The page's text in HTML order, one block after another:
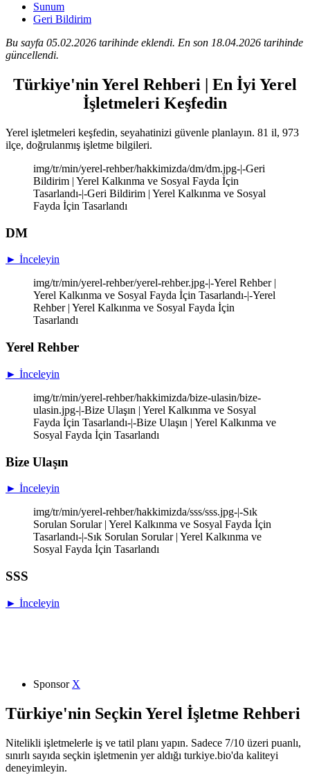
Sunum
Geri Bildirim
Bu sayfa 05.02.2026 tarihinde eklendi. En son 18.04.2026 tarihinde
güncellendi.
Türkiye'nin Yerel Rehberi | En İyi Yerel
İşletmeleri Keşfedin
Yerel işletmeleri keşfedin, seyahatinizi güvenle planlayın. 81 il, 973
ilçe, doğrulanmış işletme bilgileri.
img/tr/min/yerel-rehber/hakkimizda/dm/dm.jpg-|-Geri
Bildirim | Yerel Kalkınma ve Sosyal Fayda İçin
Tasarlandı-|-Geri Bildirim | Yerel Kalkınma ve Sosyal
Fayda İçin Tasarlandı
DM
► İnceleyin
img/tr/min/yerel-rehber/yerel-rehber.jpg-|-Yerel Rehber |
Yerel Kalkınma ve Sosyal Fayda İçin Tasarlandı-|-Yerel
Rehber | Yerel Kalkınma ve Sosyal Fayda İçin
Tasarlandı
Yerel Rehber
► İnceleyin
img/tr/min/yerel-rehber/hakkimizda/bize-ulasin/bize-
ulasin.jpg-|-Bize Ulaşın | Yerel Kalkınma ve Sosyal
Fayda İçin Tasarlandı-|-Bize Ulaşın | Yerel Kalkınma ve
Sosyal Fayda İçin Tasarlandı
Bize Ulaşın
► İnceleyin
img/tr/min/yerel-rehber/hakkimizda/sss/sss.jpg-|-Sık
Sorulan Sorular | Yerel Kalkınma ve Sosyal Fayda İçin
Tasarlandı-|-Sık Sorulan Sorular | Yerel Kalkınma ve
Sosyal Fayda İçin Tasarlandı
SSS
► İnceleyin
Sponsor X
Türkiye'nin Seçkin Yerel İşletme Rehberi
Nitelikli işletmelerle iş ve tatil planı yapın. Sadece 7/10 üzeri puanlı,
sınırlı sayıda seçkin işletmenin yer aldığı turkiye.bio'da kaliteyi
deneyimleyin.